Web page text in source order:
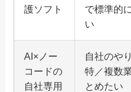
護ソフト
で標準的
い
AI×ノー
コードの
自社専用
自社のや
特／複数
とめたい